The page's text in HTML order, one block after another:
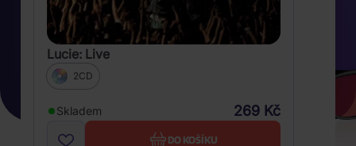
Lucie: Live
2CD
Skladem 269 Kč
DO KOŠÍKU